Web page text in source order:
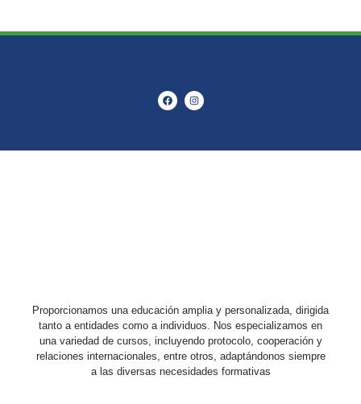
Proporcionamos una educación amplia y personalizada, dirigida
tanto a entidades como a individuos. Nos especializamos en
una variedad de cursos, incluyendo protocolo, cooperación y
relaciones internacionales, entre otros, adaptándonos siempre
a las diversas necesidades formativas